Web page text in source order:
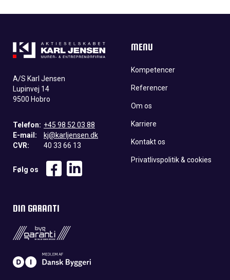
A/S Karl Jensen
Lupinvej 14
9500 Hobro
Telefon: +45 98 52 03 88
E-mail:
kj@karljensen.dk
CVR:
40 33 66 13
Følg os
MENU
Kompetencer
Referencer
Om os
Karriere
Kontakt os
Privatlivspolitik & cookies
DIN GARANTI